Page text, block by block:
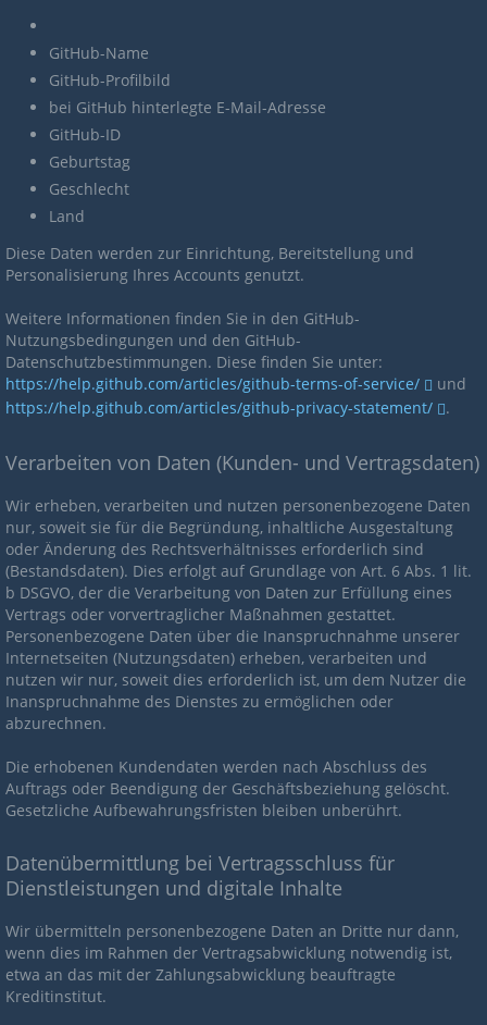
GitHub-Name
GitHub-Profilbild
bei GitHub hinterlegte E-Mail-Adresse
GitHub-ID
Geburtstag
Geschlecht
Land
Diese Daten werden zur Einrichtung, Bereitstellung und
Personalisierung Ihres Accounts genutzt.
Weitere Informationen finden Sie in den GitHub-
Nutzungsbedingungen und den GitHub-
Datenschutzbestimmungen. Diese finden Sie unter:
https://help.github.com/articles/github-terms-of-service/
und
https://help.github.com/articles/github-privacy-statement/
.
Verarbeiten von Daten (Kunden- und Vertragsdaten)
Wir erheben, verarbeiten und nutzen personenbezogene Daten
nur, soweit sie für die Begründung, inhaltliche Ausgestaltung
oder Änderung des Rechtsverhältnisses erforderlich sind
(Bestandsdaten). Dies erfolgt auf Grundlage von Art. 6 Abs. 1 lit.
b DSGVO, der die Verarbeitung von Daten zur Erfüllung eines
Vertrags oder vorvertraglicher Maßnahmen gestattet.
Personenbezogene Daten über die Inanspruchnahme unserer
Internetseiten (Nutzungsdaten) erheben, verarbeiten und
nutzen wir nur, soweit dies erforderlich ist, um dem Nutzer die
Inanspruchnahme des Dienstes zu ermöglichen oder
abzurechnen.
Die erhobenen Kundendaten werden nach Abschluss des
Auftrags oder Beendigung der Geschäftsbeziehung gelöscht.
Gesetzliche Aufbewahrungsfristen bleiben unberührt.
Datenübermittlung bei Vertragsschluss für
Dienstleistungen und digitale Inhalte
Wir übermitteln personenbezogene Daten an Dritte nur dann,
wenn dies im Rahmen der Vertragsabwicklung notwendig ist,
etwa an das mit der Zahlungsabwicklung beauftragte
Kreditinstitut.